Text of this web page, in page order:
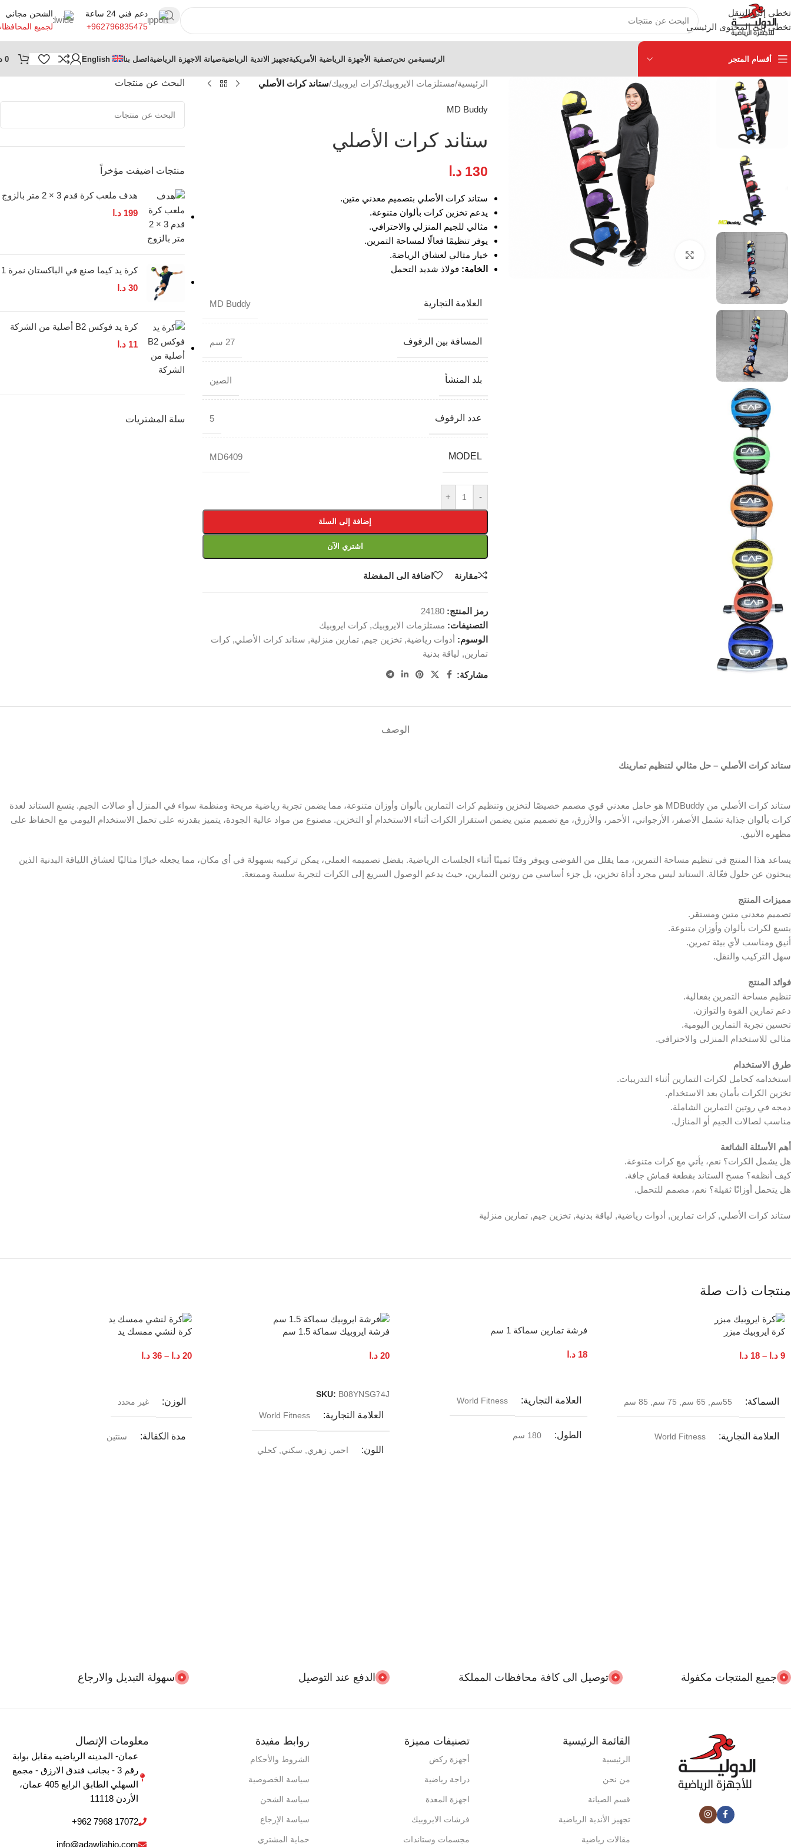
تخطي إلى التنقل
تخطي إلى المحتوى الرئيسي
دعم فني 24 ساعة
+962796835475
الشحن مجاني
لجميع
أقسام المتجر الرئيسيةمن نحنتصفية الأجهزة الرياضية الأمريكيةتجهيز الاندية الرياضيةصيانة الاجهزة الرياضيةاتصل بنا English
0
انقر للتكبير
الرئيسية/مستلزمات الايروبيك/كرات ايروبيك/ستاند كرات الأصلي
MD Buddy
ستاند كرات الأصلي
130 د.ا
ستاند كرات الأصلي بتصميم معدني متين.
يدعم تخزين كرات بألوان متنوعة.
مثالي للجيم المنزلي والاحترافي.
يوفر تنظيمًا فعالًا لمساحة التمرين.
خيار مثالي لعشاق الرياضة.
الخامة: فولاذ شديد التحمل
العلامة التجارية MD Buddy
المسافة بين الرفوف 27 سم
بلد المنشأ الصين
عدد الرفوف 5
MODEL
MD6409
-
+
إضافة إلى السلة
اشتري الآن
مقارنة اضافة الى المفضلة
رمز المنتج:24180
التصنيفات: مستلزمات الايروبيك, كرات ايروبيك
الوسوم: أدوات رياضية, تخزين جيم, تمارين منزلية, ستاند كرات الأصلي, كرات
تمارين, لياقة بدنية
مشاركة:
البحث عن منتجات
منتجات اضيفت مؤخراً
هدف ملعب كرة قدم 3 × 2 متر بالزوج
199 د.ا
كرة يد كيما صنع في الباكستان نمرة 1
30 د.ا
كرة يد فوكس B2 أصلية من الشركة
11 د.ا
سلة المشتريات
الوصف
ستاند كرات الأصلي – حل مثالي لتنظيم تمارينك
ستاند كرات الأصلي من MDBuddy هو حامل معدني قوي مصمم خصيصًا لتخزين وتنظيم كرات التمارين بألوان وأوزان متنوعة، مما يضمن تجربة رياضية مريحة ومنظمة سواء في المنزل أو صالات الجيم. يتسع الستاند لعدة
كرات بألوان جذابة تشمل الأصفر، الأرجواني، الأحمر، والأزرق، مع تصميم متين يضمن استقرار الكرات أثناء الاستخدام أو التخزين. مصنوع من مواد عالية الجودة، يتميز بقدرته على تحمل الاستخدام اليومي مع الحفاظ على
مظهره الأنيق.
يساعد هذا المنتج في تنظيم مساحة التمرين، مما يقلل من الفوضى ويوفر وقتًا ثمينًا أثناء الجلسات الرياضية. بفضل تصميمه العملي، يمكن تركيبه بسهولة في أي مكان، مما يجعله خيارًا مثاليًا لعشاق اللياقة البدنية الذين
يبحثون عن حلول فعّالة. الستاند ليس مجرد أداة تخزين، بل جزء أساسي من روتين التمارين، حيث يدعم الوصول السريع إلى الكرات لتجربة سلسة وممتعة.
مميزات المنتج
تصميم معدني متين ومستقر.
يتسع لكرات بألوان وأوزان متنوعة.
أنيق ومناسب لأي بيئة تمرين.
سهل التركيب والنقل.
فوائد المنتج
تنظيم مساحة التمرين بفعالية.
دعم تمارين القوة والتوازن.
تحسين تجربة التمارين اليومية.
مثالي للاستخدام المنزلي والاحترافي.
طرق الاستخدام
استخدامه كحامل لكرات التمارين أثناء التدريبات.
تخزين الكرات بأمان بعد الاستخدام.
دمجه في روتين التمارين الشاملة.
مناسب لصالات الجيم أو المنازل.
أهم الأسئلة الشائعة
هل يشمل الكرات؟ نعم، يأتي مع كرات متنوعة.
كيف أنظفه؟ مسح الستاند بقطعة قماش جافة.
هل يتحمل أوزانًا ثقيلة؟ نعم، مصمم للتحمل.
ستاند كرات الأصلي, كرات تمارين, أدوات رياضية, لياقة بدنية, تخزين جيم, تمارين منزلية
منتجات ذات صلة
كرة ايروبيك مبزر
9 د.ا –
18 د.ا
السماكة 55سم 65 سم 75 سم 85 سم
العلامة التجارية World Fitness
فرشة تمارين سماكة 1 سم
18 د.ا
العلامة التجارية World Fitness
الطول 180 سم
فرشة ايروبيك سماكة 1.5 سم
20 د.ا
SKU: B08YNSG74J
العلامة التجارية World Fitness
اللون احمر زهري سكني كحلي
كرة لنشي ممسك يد
20 د.ا –
36 د.ا
الوزن غير محدد
مدة الكفالة سنتين
جميع المنتجات مكفولة توصيل الى كافة محافظات المملكة الدفع عند التوصيل سهولة التبديل والارجاع
القائمة الرئيسية
الرئيسية
من نحن
قسم الصيانة
تجهيز الأندية الرياضية
مقالات رياضية
تصنيفات مميزة
أجهزة ركض
دراجة رياضية
اجهزة المعدة
فرشات الايروبيك
مجسمات وستاندات
روابط مفيدة
الشروط والأحكام
سياسة الخصوصية
سياسة الشحن
سياسة الإرجاع
حماية المشتري
معلومات الإتصال
عمان- المدينه الرياضيه مقابل بوابة
رقم 3 - بجانب فندق الارزق - مجمع
السهلي الطابق الرابع 405 ‏عمان‏،
‏الأردن‏ 11118
+962 7968 17072
info@adawliahjo.com